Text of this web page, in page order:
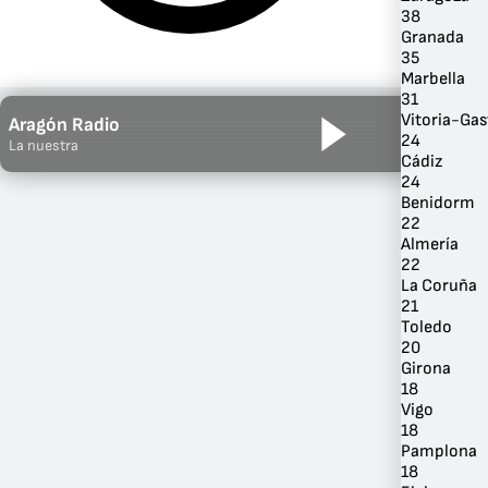
Por Género
Aragón Radio
La nuestra
38
Granada
35
Marbella
31
Vitoria-
24
Cádiz
24
Benidorm
22
Almería
22
La Coruña
21
Toledo
20
Girona
18
Vigo
18
Pamplona
18